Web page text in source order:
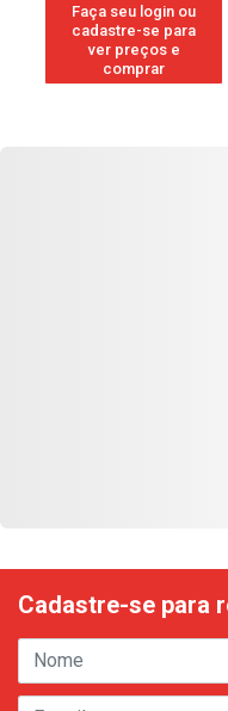
Faça seu login ou
cadastre-se para
ver preços e
comprar
Cadastre-se para